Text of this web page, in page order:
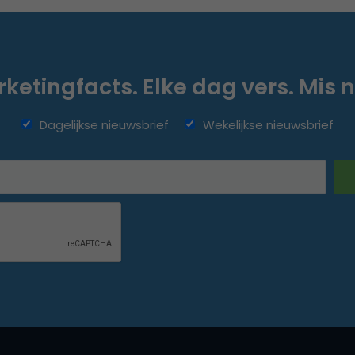
Elke dag vers. Mis
Dagelijkse nieuwsbrief Wekelijkse nieuwsbrief